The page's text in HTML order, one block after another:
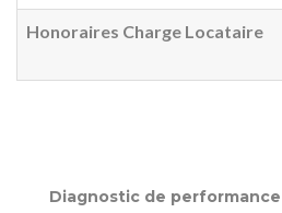
Honoraires Charge Locataire
Diagnostic de